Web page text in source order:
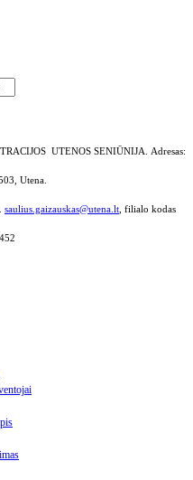
UTENOS SENIŪNIJA. Adresas:
Utena.
saulius.gaizauskas@utena.lt, filialo kodas